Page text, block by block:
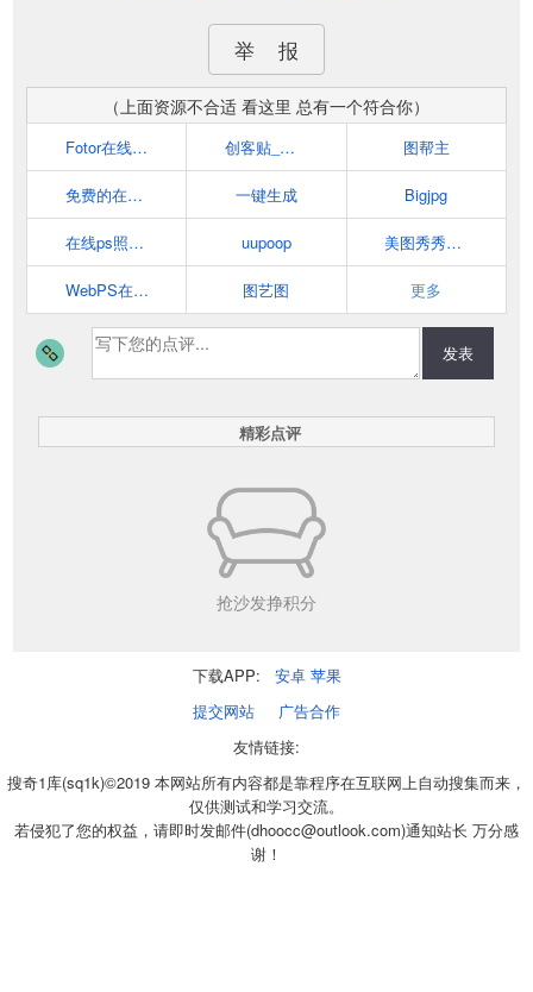
举 报
（上面资源不合适 看这里 总有一个符合你）
Fotor在线设计工具 创客贴_在线平面设计软件_平面设计工具_在线免费设计 图帮主
免费的在线拼图软件 | 平面设计软件 | 图片编辑器 - FotoJet 一键生成 Bigjpg
在线ps照片_看图网 uupoop 美图秀秀网页版
WebPS在线PS 图艺图 更多
发表
精彩点评
抢沙发挣积分
下载APP: 安卓 苹果
提交网站
广告合作
友情链接:
搜奇1库(sq1k)©2019 本网站所有内容都是靠程序在互联网上自动搜集而来，
仅供测试和学习交流。
若侵犯了您的权益，请即时发邮件(dhoocc@outlook.com)通知站长 万分感
谢！